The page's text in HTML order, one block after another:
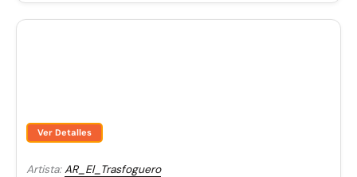
Ver Detalles
Artista:AR_El_Trasfoguero